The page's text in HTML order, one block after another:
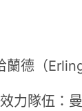
蘭德（
力隊伍：